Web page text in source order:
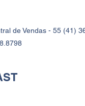
de Vendas - 55 (41)